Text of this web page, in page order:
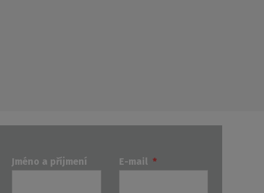
Jméno a příjmení E-mail *